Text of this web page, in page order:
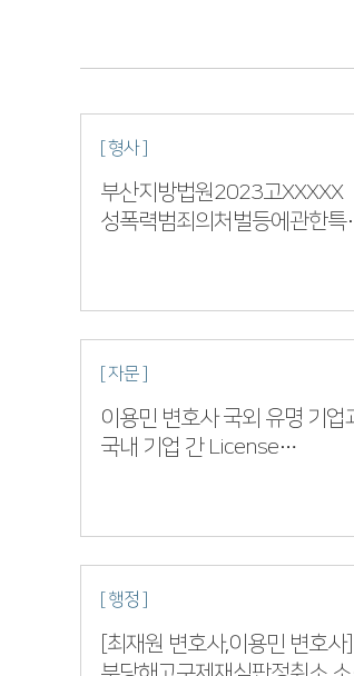
[ 형사 ]
부산지방법원2023고XXXXX
성폭력범죄의처벌등에관한특
[ 자문 ]
이용민 변호사 국외 유명 기업
국내 기업 간 License
[ 행정 ]
[최재원 변호사,이용민 변호사]